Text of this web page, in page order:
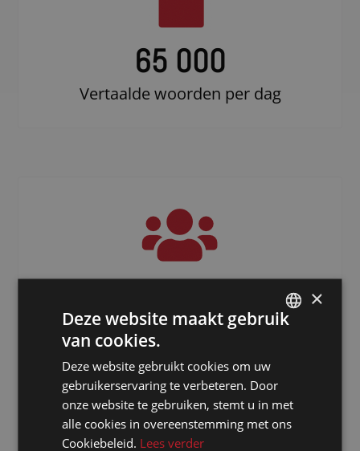
65 000
Vertaalde woorden per dag
Freelancers verspreid over de hele
wereld
FRENCH
×
Deze website maakt gebruik
van cookies.
Deze website gebruikt cookies om uw
gebruikerservaring te verbeteren. Door
onze website te gebruiken, stemt u in met
alle cookies in overeenstemming met ons
Cookiebeleid. Lees verder